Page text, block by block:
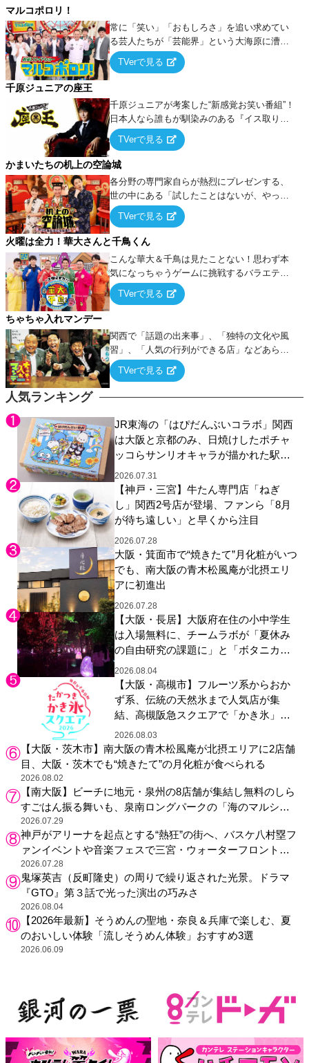
人気ランキング
JR東海の「はぴだんぶいコラボ」関西
は大阪と京都のみ、日焼けしたポチャ
ッコらサンリオキャラが描かれた駅弁
やグッズが登場
2026.07.31
【神戸・三宮】牛たん専門店「ねぎ
し」関西2号店が登場、ファンら「8月
が待ち遠しい」と早くから注目
2026.07.28
大阪・箕面市で“焼きたて”月化粧がいつ
でも、南大阪の青木松風庵が北摂エリ
アに初進出
2026.07.28
【大阪・長居】大阪府在住の小中学生
は入場無料に、チームラボが「夏休み
の自由研究の課題に」と「ボタニカル
ガーデン 大阪」へ招待
2026.08.04
【大阪・高槻市】フルーツ系からおか
ず系、伝統の天然氷まで人気店が集
結、高槻阪急スクエアで「かき氷」祭
り
2026.08.03
【大阪・茨木市】南大阪の青木松風庵が北摂エリアに2店舗
目、大阪・茨木でも“焼きたて”の月化粧が食べられる
2026.08.02
【南大阪】ビーチに地元・泉州の8店舗が集結し無料のしら
すごはん振る舞いも、泉南ロングパークの「海のマルシ
ェ」がリニューアル！
2026.07.29
神戸がアリーナを起点とする“熱狂”の街へ、バスケ八村塁フ
ァンイベントや音楽フェスで三宮・ウォーターフロントを
活性化
2026.07.28
鬼塚英吉（反町隆史）の周りで繰り返された光景。ドラマ
『GTO』第３話で光った演出の巧みさ
2026.08.04
【2026年最新】そうめんの聖地・奈良＆兵庫で楽しむ、夏
のおいしい体験「流しそうめん体験」おすすめ3選
2026.06.09
マルコポロリ！
常に「笑い」「おもしろさ」を追い求めてい
る芸人たちが「芸能界」という大海原に漕ぎ
出でて、新たなオモシロ人間を発掘する！
TVerで見る
千原ジュニアの座王
千原ジュニアが考案した“新感覚お笑い番組”！
日本人なら誰もが馴染みのある『イス取りゲ
ーム』をベースに、大喜利・ギャグ・モノボ
ケ・歌…など様々なお題で芸人がショートネ
タを競い合う！
TVerで見る
かまいたちの机上の空論城
各分野の専門家自らが熱烈にプレゼンする、
世の中にある「試したことはないが、やって
みたらこうなる！…ハズ」という“机上の空
論”に若手芸人らがカラダを張って挑む！
TVerで見る
火曜は全力！華大さんと千鳥くん
こんな華大＆千鳥は見たことない！思わず本
気になっちゃうゲームに挑戦するバラエティ
ー！
TVerで見る
ちゃちゃ入れマンデー
関西で「話題の出来事」、「独特の文化や風
習」、「人気の行列ができる店」などあらゆ
るテーマについて好き放題にちゃちゃを入れ
ていく関西色を前面に押し出したトークバラ
TVerで見る